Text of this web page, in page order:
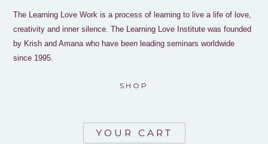
The Learning Love Work is a process of learning to live a life of love,
creativity and inner silence. The Learning Love Institute was founded
by Krish and Amana who have been leading seminars worldwide
since 1995.
SHOP
YOUR CART